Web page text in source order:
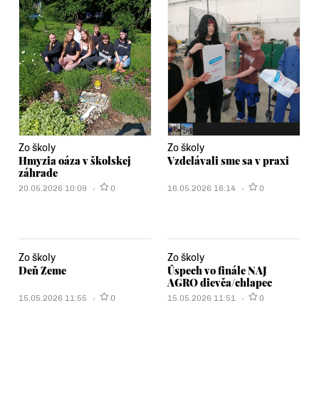
Zo školy
Hmyzia oáza v školskej
záhrade
20.05.2026 10:09 0
Zo školy
Vzdelávali sme sa v praxi
16.05.2026 16:14 0
Zo školy
Deň Zeme
15.05.2026 11:55 0
Zo školy
Úspech vo finále NAJ
AGRO dievča/chlapec
15.05.2026 11:51 0